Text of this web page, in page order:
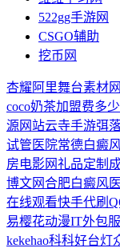
522gg手游网
CSGO辅助
挖币网
杏耀 阿里舞台素材网
coco奶茶加盟费多少
源网站云寺手游弭
试管医院常德白癜
房电影网礼品定制
博文网合肥白癜风
在线观看快手代刷
易樱花动漫IT外包
kekehao科科好台灯